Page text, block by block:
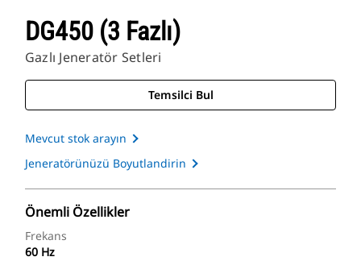
DG450 (3 Fazlı)
Gazlı Jeneratör Setleri
Temsilci Bul
Mevcut stok arayın
Jeneratörünüzü Boyutlandirin
Önemli Özellikler
Frekans
60 Hz